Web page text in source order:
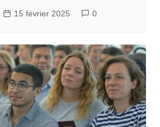
15 février 2025 0